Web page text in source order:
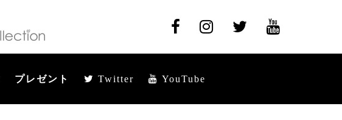
プレゼント Twitter YouTube